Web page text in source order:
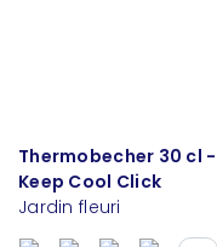
Thermobecher 30 cl -
Keep Cool Click
Jardin fleuri